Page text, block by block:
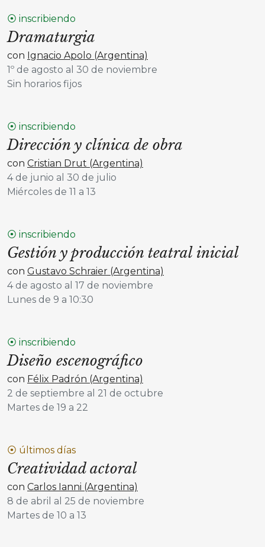
⦿ inscribiendo
Dramaturgia
con Ignacio Apolo (Argentina)
1º de agosto al 30 de noviembre
Sin horarios fijos
⦿ inscribiendo
Dirección y clínica de obra
con Cristian Drut (Argentina)
4 de junio al 30 de julio
Miércoles de 11 a 13
⦿ inscribiendo
Gestión y producción teatral inicial
con Gustavo Schraier (Argentina)
4 de agosto al 17 de noviembre
Lunes de 9 a 10:30
⦿ inscribiendo
Diseño escenográfico
con Félix Padrón (Argentina)
2 de septiembre al 21 de octubre
Martes de 19 a 22
⦿ últimos días
Creatividad actoral
con Carlos Ianni (Argentina)
8 de abril al 25 de noviembre
Martes de 10 a 13